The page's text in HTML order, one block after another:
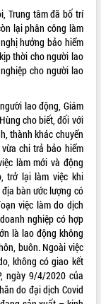
Trung tâm đã bố trí
lại phân công làm
hưởng bảo hiểm
thời cho người lao
cho người lao
lao động, Giám
cho biết, đối với
thành khác chuyển
chi trả bảo hiểm
làm mới và động
trở lại làm việc khi
bàn ước lượng có
việc làm do dịch
nghiệp có hợp
là lao động không
buôn. Ngoài việc
không có giao kết
ngày 9/4/2020 của
do đại dịch Covid